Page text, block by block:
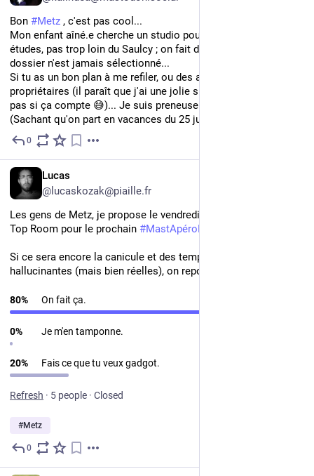
Bon #Metz , c'est pas cool...
Mon enfant aîné.e cherche un studio pour reprendre ses
études, pas trop loin du Saulcy ; on fait des visites, mais notre
dossier n'est jamais sélectionné...
Si tu as un bon plan à me refiler, ou des astuces pour plaire aux
propriétaires (il paraît que j'ai une jolie signature, je ne sais
pas si ça compte 😅)... Je suis preneuse...
(Sachant qu'on part en vacances du 25 juillet au 8 août)
0
Lucas
@lucaskozak@piaille.fr
Les gens de Metz, je propose le vendredi 31 juillet à 17h30 au
Top Room pour le prochain #MastApéroMetz
Si ce sera encore la canicule et des températures
hallucinantes (mais bien réelles), on reportera en août..
80% On fait ça.
0% Je m'en tamponne.
20% Fais ce que tu veux gadgot.
Refresh · 5 people · Closed
#Metz
0